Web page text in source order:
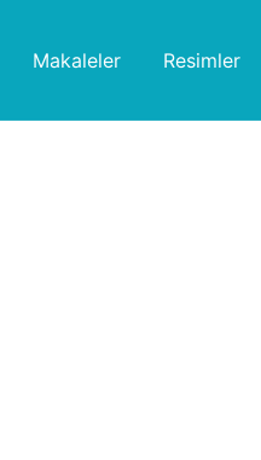
Makaleler Resimler